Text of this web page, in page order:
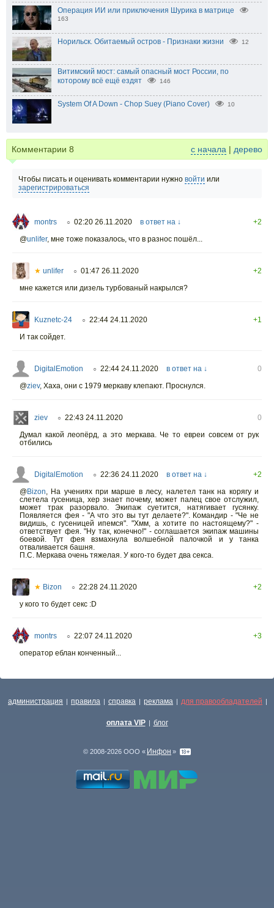
Операция ИИ или приключения Шурика в матрице
163
Норильск. Обитаемый остров - Признаки жизни 12
Витимский мост: самый опасный мост России, по
которому всё ещё ездят
146
System Of A Down - Chop Suey (Piano Cover) 10
Комментарии 8 с начала | дерево
Чтобы писать и оценивать комментарии нужно войти или
зарегистрироваться
montrs ○ 02:20 26.11.2020 в ответ на ↓
+2
@unlifer, мне тоже показалось, что в разнос пошёл...
★ unlifer ○ 01:47 26.11.2020
+2
мне кажется или дизель турбованый накрылся?
Kuznetc-24 ○ 22:44 24.11.2020
+1
И так сойдет.
DigitalEmotion ○ 22:44 24.11.2020 в ответ на ↓
0
@ziev, Хаха, они с 1979 меркаву клепают. Проснулся.
ziev ○ 22:43 24.11.2020
0
Думал какой леопёрд, а это меркава. Че то евреи совсем от рук
отбились
DigitalEmotion ○ 22:36 24.11.2020 в ответ на ↓
+2
@Bizon, На учениях при марше в лесу, налетел танк на корягу и
слетела гусеница, хер знает почему, может палец свое отслужил,
может трак разорвало. Экипаж суетится, натягивает гусянку.
Появляется фея - "А что это вы тут делаете?". Командир - "Че не
видишь, с гусеницей ипемся". "Хмм, а хотите по настоящему?" -
ответствует фея. "Ну так, конечно!" - соглашается экипаж машины
боевой. Тут фея взмахнула волшебной палочкой и у танка
отваливается башня.
П.С. Меркава очень тяжелая. У кого-то будет два секса.
★ Bizon ○ 22:28 24.11.2020
+2
у кого то будет секс :D
montrs ○ 22:07 24.11.2020
+3
оператор еблан конченный...
администрация | правила | справка | реклама | для правообладателей |
оплата VIP | блог
© 2008-2026 ООО « Инфон »